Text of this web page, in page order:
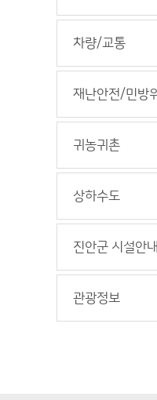
차량/교통
재난안전/민방위
귀농귀촌
상하수도
진안군 시설안내
관광정보